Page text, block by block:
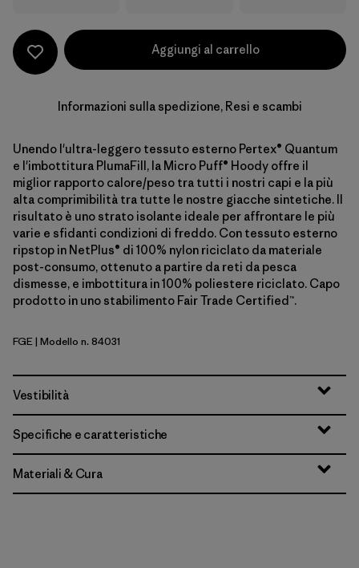
Aggiungi al carrello
Informazioni sulla spedizione, Resi e scambi
Unendo l'ultra-leggero tessuto esterno Pertex® Quantum
e l'imbottitura PlumaFill, la Micro Puff® Hoody offre il
miglior rapporto calore/peso tra tutti i nostri capi e la più
alta comprimibilità tra tutte le nostre giacche sintetiche. Il
risultato è uno strato isolante ideale per affrontare le più
varie e sfidanti condizioni di freddo. Con tessuto esterno
ripstop in NetPlus® di 100% nylon riciclato da materiale
post-consumo, ottenuto a partire da reti da pesca
dismesse, e imbottitura in 100% poliestere riciclato. Capo
prodotto in uno stabilimento Fair Trade Certified™.
Forge Grey
FGE| Modello n. 84031
Vestibilità
Specifiche e caratteristiche
Materiali & Cura